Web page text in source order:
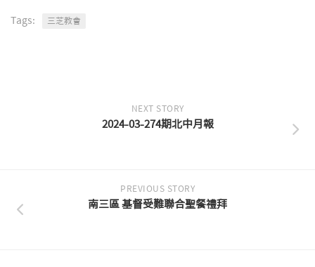
Tags: 三芝教會
NEXT STORY
2024-03-274期北中月報
PREVIOUS STORY
南三區 基督受難聯合聖餐禮拜